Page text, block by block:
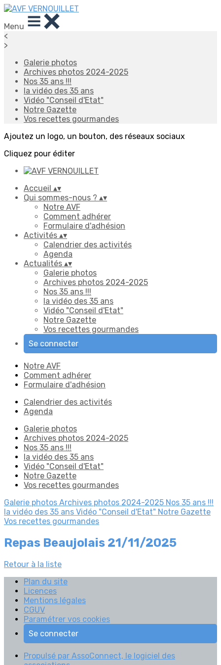
Menu
<
>
Galerie photos
Archives photos 2024-2025
Nos 35 ans !!!
la vidéo des 35 ans
Vidéo "Conseil d'Etat"
Notre Gazette
Vos recettes gourmandes
Ajoutez un logo, un bouton, des réseaux sociaux
Cliquez pour éditer
Accueil ▴▾
Qui sommes-nous ? ▴▾
Notre AVF
Comment adhérer
Formulaire d'adhésion
Activités ▴▾
Calendrier des activités
Agenda
Actualités ▴▾
Galerie photos
Archives photos 2024-2025
Nos 35 ans !!!
la vidéo des 35 ans
Vidéo "Conseil d'Etat"
Notre Gazette
Vos recettes gourmandes
Se connecter
Notre AVF
Comment adhérer
Formulaire d'adhésion
Calendrier des activités
Agenda
Galerie photos
Archives photos 2024-2025
Nos 35 ans !!!
la vidéo des 35 ans
Vidéo "Conseil d'Etat"
Notre Gazette
Vos recettes gourmandes
Galerie photos Archives photos 2024-2025 Nos 35 ans !!!
la vidéo des 35 ans Vidéo "Conseil d'Etat" Notre Gazette
Vos recettes gourmandes
Repas Beaujolais 21/11/2025
Retour à la liste
Plan du site
Licences
Mentions légales
CGUV
Paramétrer vos cookies
Se connecter
Propulsé par AssoConnect, le logiciel des